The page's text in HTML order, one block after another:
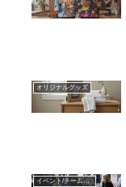
オリジナルグッズ
イベント/チームウェア